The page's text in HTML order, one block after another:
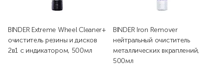
BINDER Extreme Wheel Cleaner+
очиститель резины и дисков
2в1 с индикатором, 500мл
BINDER Iron Remover
нейтральный очиститель
металлических вкраплений,
500мл